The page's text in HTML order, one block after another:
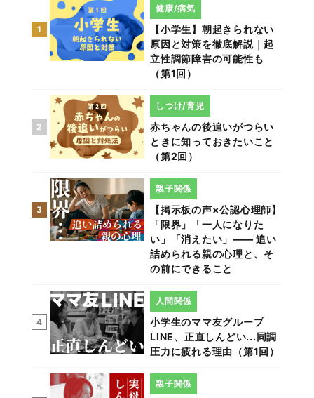
1
【小学生】朝起きられない
原因と対策を徹底解説｜起
立性調節障害の可能性も
（第1回）
健康/病気
2
赤ちゃんの後追いがつらい
ときに知っておきたいこと
（第2回）
しつけ/育児
3
【掲示板の声×公認心理師】
「限界」「一人になりた
い」「消えたい」―― 追い
詰められる親の心理と、そ
の前にできること
親子関係
4
小学生のママ友グループ
LINE、正直しんどい...同調
圧力に疲れる理由（第1回）
人間関係
親子関係